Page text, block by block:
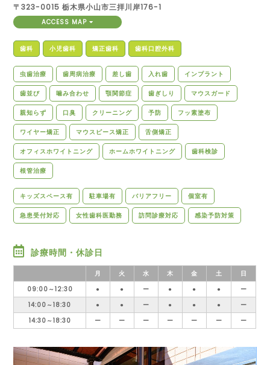
〒323-0015 栃木県小山市三拝川岸176-1
ACCESS MAP
歯科 小児歯科 矯正歯科 歯科口腔外科
虫歯治療 歯周病治療 差し歯 入れ歯 インプラント
歯並び 噛み合わせ 顎関節症 歯ぎしり マウスガード
親知らず 口臭 クリーニング 予防 フッ素塗布
ワイヤー矯正 マウスピース矯正 舌側矯正
オフィスホワイトニング ホームホワイトニング 歯科検診
根管治療
キッズスペース有 駐車場有 バリアフリー 個室有
急患受付対応 女性歯科医勤務 訪問診療対応 感染予防対策
診療時間・休診日
月 火 水 木 金 土
日
09:00～12:30
● ● ー ● ● ●
ー
14:00～18:30
● ● ー ● ● ●
ー
14:30～18:30
ー ー ー ー ー ー ー